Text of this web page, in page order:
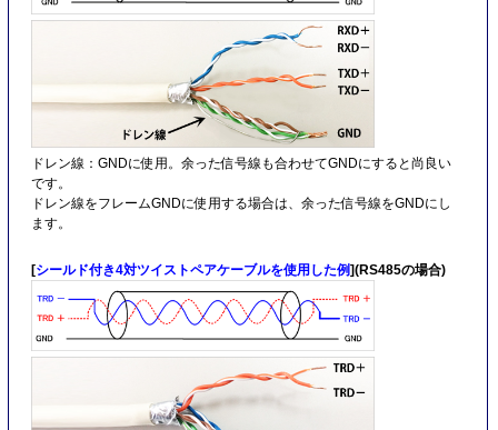
ドレン線：GNDに使用。余った信号線も合わせてGNDにすると尚良い
です。
ドレン線をフレームGNDに使用する場合は、余った信号線をGNDにし
ます。
[シールド付き4対ツイストペアケーブルを使用した例](RS485の場合)